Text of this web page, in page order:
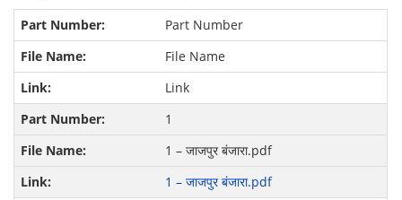
Part Number
File Name
Link
1
1 – जाजपुर बंजारा.pdf
1 – जाजपुर बंजारा.pdf